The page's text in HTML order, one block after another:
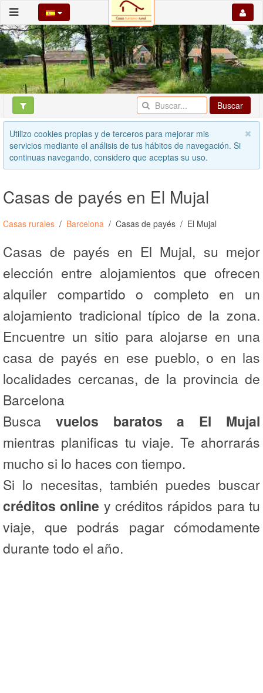
Buscar
Utilizo cookies propias y de terceros para mejorar mis
servicios mediante el análisis de tus hábitos de navegación. Si
continuas navegando, considero que aceptas su uso.
Casas de payés en El Mujal
Casas rurales Barcelona Casas de payés El Mujal
Casas de payés en El Mujal, su mejor
elección entre alojamientos que ofrecen
alquiler compartido o completo en un
alojamiento tradicional típico de la zona.
Encuentre un sitio para alojarse en una
casa de payés en ese pueblo, o en las
localidades cercanas, de la provincia de
Barcelona
Busca vuelos baratos a El Mujal
mientras planificas tu viaje. Te ahorrarás
mucho si lo haces con tiempo.
Si lo necesitas, también puedes buscar
créditos online y créditos rápidos para tu
viaje, que podrás pagar cómodamente
durante todo el año.